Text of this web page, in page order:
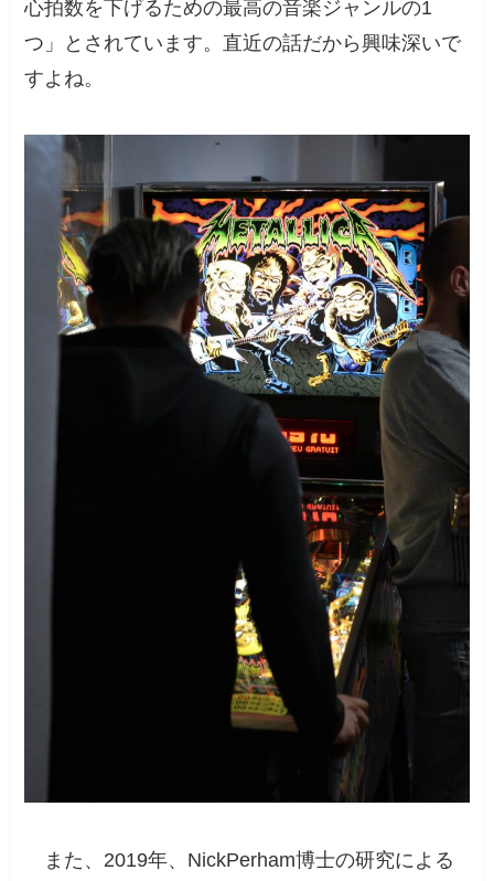
心拍数を下げるための最高の音楽ジャンルの1
つ 」とされています。直近の話だから興味深いで
すよね。
また、2019年、NickPerham博士の研究による